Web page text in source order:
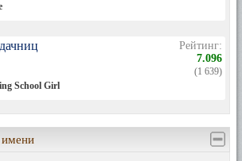
School Girl
Рейтинг:
7.096
(1 639)